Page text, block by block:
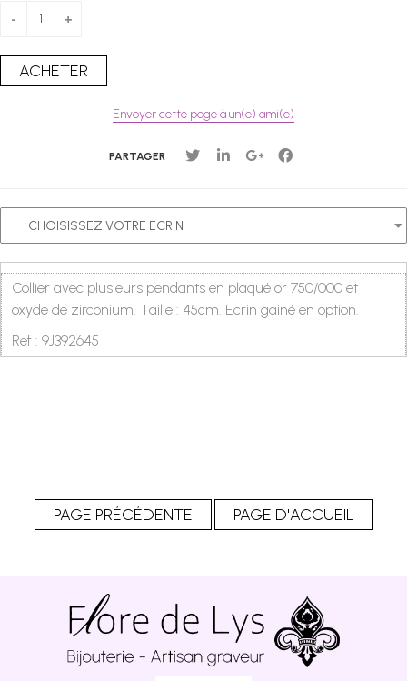
Envoyer cette page à un(e) ami(e)
PARTAGER
Collier avec plusieurs pendants en plaqué or 750/000 et
oxyde de zirconium. Taille : 45cm. Ecrin gainé en option.
Ref : 9J392645